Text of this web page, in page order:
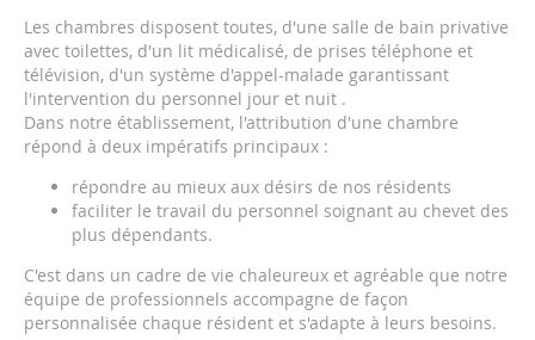
Les chambres disposent toutes, d'une salle de bain privative
avec toilettes, d'un lit médicalisé, de prises téléphone et
télévision, d'un système d'appel-malade garantissant
l'intervention du personnel jour et nuit .
Dans notre établissement, l'attribution d'une chambre
répond à deux impératifs principaux :
répondre au mieux aux désirs de nos résidents
faciliter le travail du personnel soignant au chevet des
plus dépendants.
C'est dans un cadre de vie chaleureux et agréable que notre
équipe de professionnels accompagne de façon
personnalisée chaque résident et s'adapte à leurs besoins.